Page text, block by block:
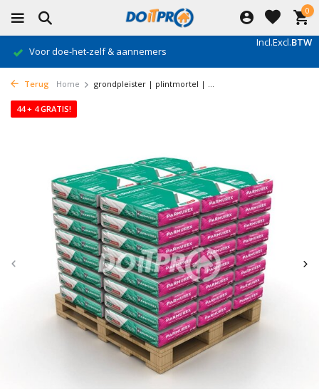
0
Incl.Excl.BTW
Voor doe-het-zelf & aannemers
Terug Home grondpleister | plintmortel | ...
44 + 4 GRATIS!